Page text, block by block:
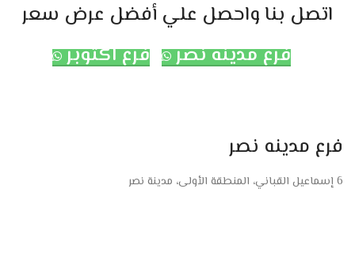
اتصل بنا واحصل علي أفضل عرض سعر
فرع مدينه نصر
فرع اكتوبر
فرع مدينه نصر
6 إسماعيل القباني، المنطقة الأولى، مدينة نصر